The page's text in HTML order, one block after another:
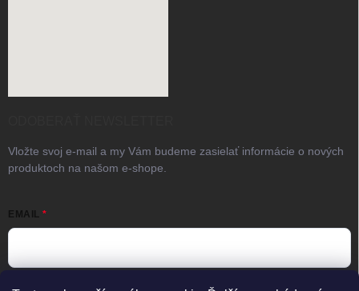
Vložte svoj e-mail a my Vám budeme zasielať informácie o nových
produktoch na našom e-shope.
EMAIL